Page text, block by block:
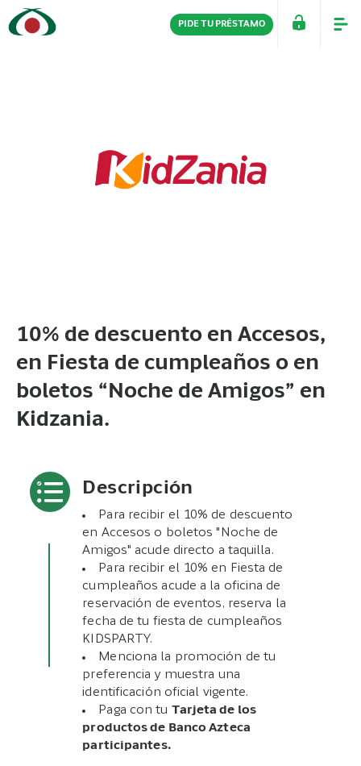
PIDE TU PRÉSTAMO
10% de descuento en Accesos,
en Fiesta de cumpleaños o en
boletos “Noche de Amigos” en
Kidzania.
Descripción
Para recibir el 10% de descuento
en Accesos o boletos "Noche de
Amigos" acude directo a taquilla.
Para recibir el 10% en Fiesta de
cumpleaños acude a la oficina de
reservación de eventos, reserva la
fecha de tu fiesta de cumpleaños
KIDSPARTY.
Menciona la promoción de tu
preferencia y muestra una
identificación oficial vigente.
Paga con tu Tarjeta de los
productos de Banco Azteca
participantes.